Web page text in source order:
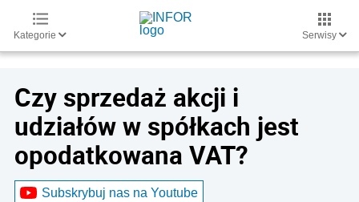
Kategorie Serwisy
Czy sprzedaż akcji i
udziałów w spółkach jest
opodatkowana VAT?
Subskrybuj nas na Youtube